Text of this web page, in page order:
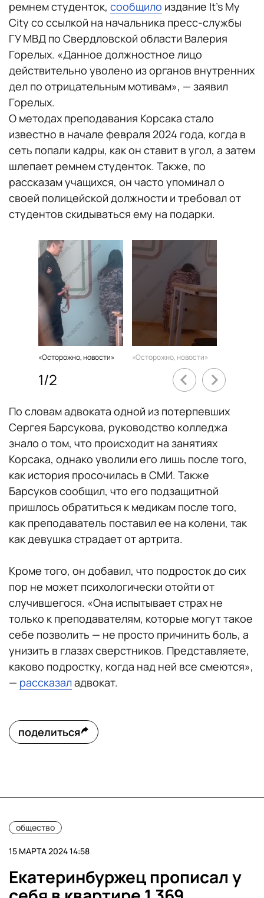
ремнем студенток, сообщило издание It’s My
City со ссылкой на начальника пресс-службы
ГУ МВД по Свердловской области Валерия
Горелых. «Данное должностное лицо
действительно уволено из органов внутренних
дел по отрицательным мотивам», — заявил
Горелых.
О методах преподавания Корсака стало
известно в начале февраля 2024 года, когда в
сеть попали кадры, как он ставит в угол, а затем
шлепает ремнем студенток. Также, по
рассказам учащихся, он часто упоминал о
своей полицейской должности и требовал от
студентов скидываться ему на подарки.
«Осторожно, новости» «Осторожно, новости»
1/2
По словам адвоката одной из потерпевших
Сергея Барсукова, руководство колледжа
знало о том, что происходит на занятиях
Корсака, однако уволили его лишь после того,
как история просочилась в СМИ. Также
Барсуков сообщил, что его подзащитной
пришлось обратиться к медикам после того,
как преподаватель поставил ее на колени, так
как девушка страдает от артрита.
Кроме того, он добавил, что подросток до сих
пор не может психологически отойти от
случившегося. «Она испытывает страх не
только к преподавателям, которые могут такое
себе позволить — не просто причинить боль, а
унизить в глазах сверстников. Представляете,
каково подростку, когда над ней все смеются»,
— рассказаладвокат.
поделиться
общество
15 МАРТА 2024 14:58
Екатеринбуржец прописал у